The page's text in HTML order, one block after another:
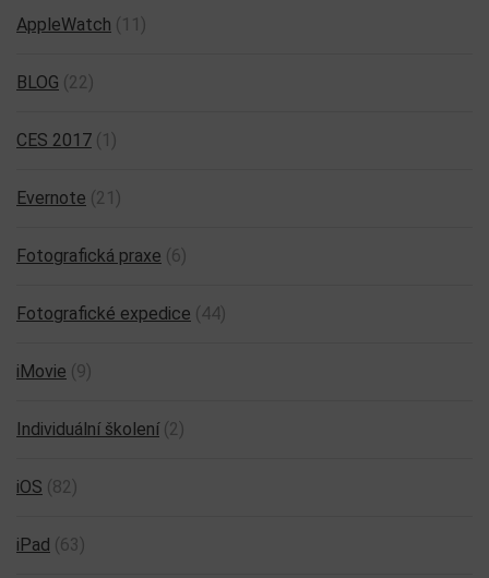
AppleWatch (11)
BLOG (22)
CES 2017 (1)
Evernote (21)
Fotografická praxe (6)
Fotografické expedice (44)
iMovie (9)
Individuální školení (2)
iOS (82)
iPad (63)